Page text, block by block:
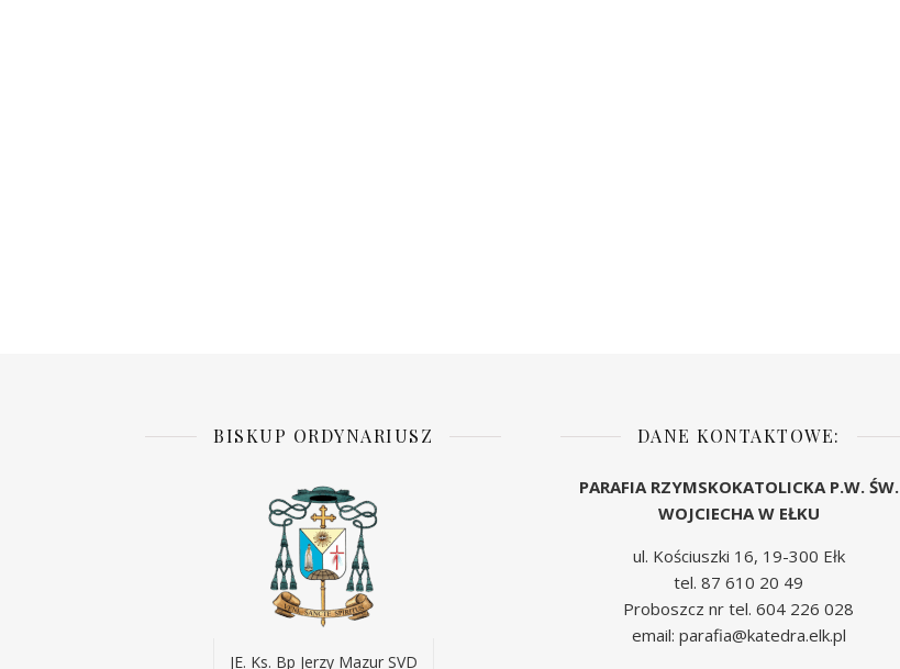
BISKUP ORDYNARIUSZ
JE. Ks. Bp Jerzy Mazur SVD
DANE KONTAKTOWE:
PARAFIA RZYMSKOKATOLICKA P.W. ŚW.
WOJCIECHA W EŁKU
ul. Kościuszki 16, 19-300 Ełk
tel. 87 610 20 49
Proboszcz nr tel. 604 226 028
email: parafia@katedra.elk.pl